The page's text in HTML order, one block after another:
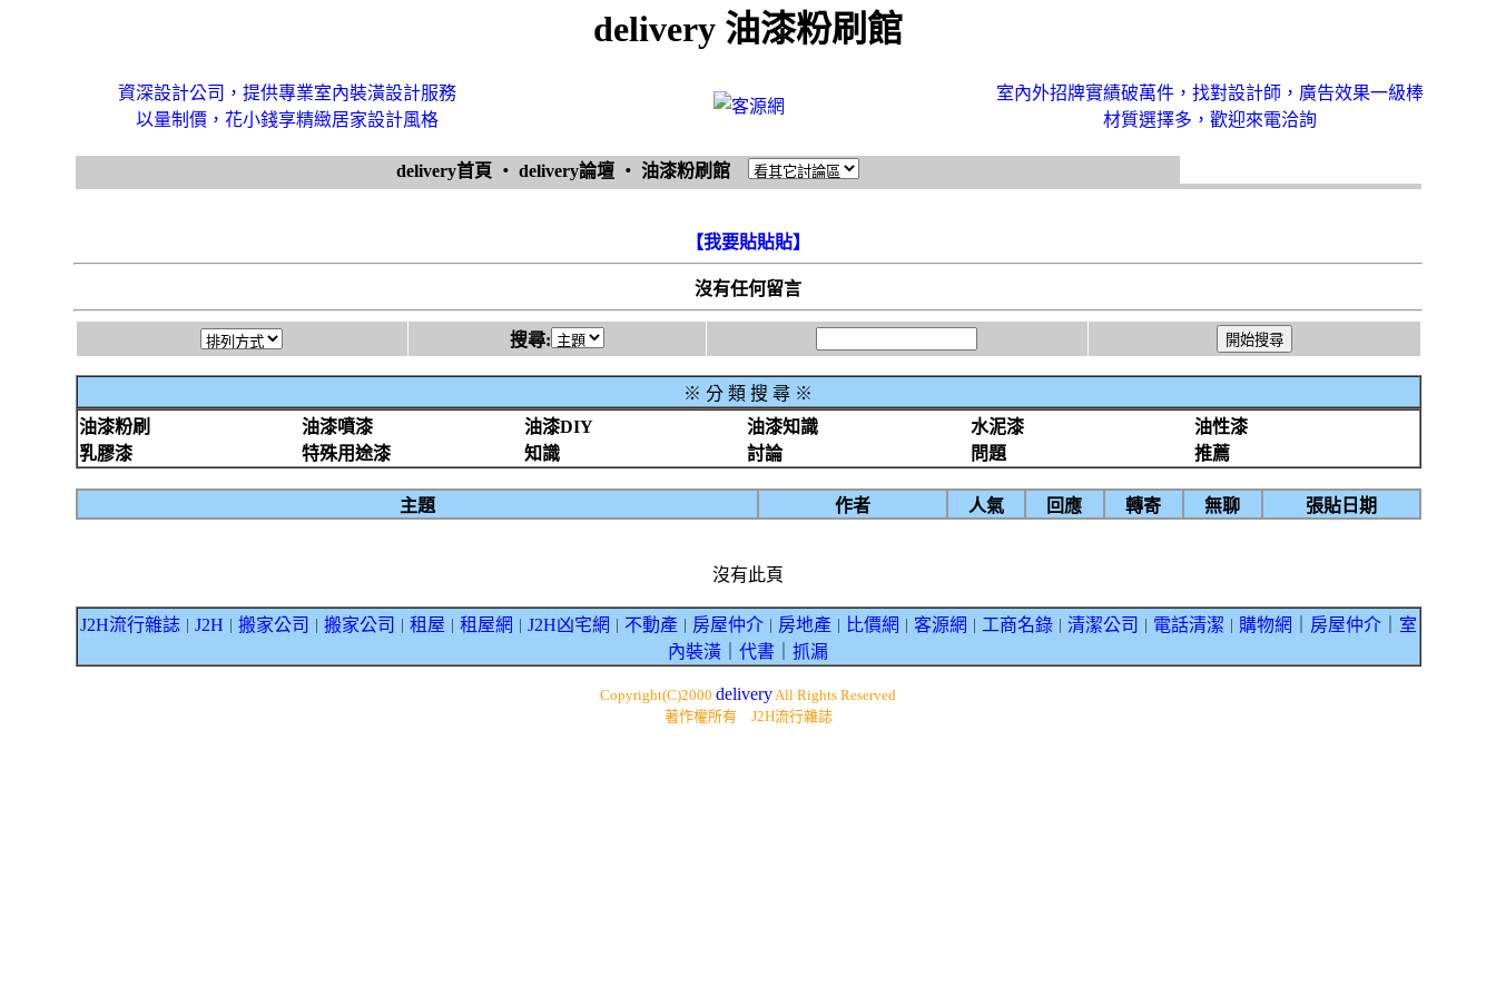
delivery 油漆粉刷館
資深設計公司，提供專業室內裝潢設計服務
以量制價，花小錢享精緻居家設計風格
室內外招牌實績破萬件，找對設計師，廣告效果一級棒
材質選擇多，歡迎來電洽詢
delivery首頁 ‧ delivery論壇 ‧ 油漆粉刷館
【我要貼貼貼】
沒有任何留言
搜尋:
※ 分 類 搜 尋 ※
油漆粉刷
油漆噴漆 油漆DIY 油漆知識 水泥漆
油性漆
乳膠漆
特殊用途漆 知識 討論 問題 推薦
主題 作者 人氣 回應 轉寄 無聊 張貼日期
沒有此頁
J2H流行雜誌｜ J2H 搬家公司 搬家公司 租屋 租屋網 J2H凶宅網 不動產｜ 房屋仲介｜ 房地產｜ 比價網 客源網 工商名錄｜ 清潔公司 電話清潔 購物網 房屋仲介｜ 室
內裝潢
代書 抓漏
Copyright(C)2000 deliveryAll Rights Reserved
著作權所有 J2H流行雜誌